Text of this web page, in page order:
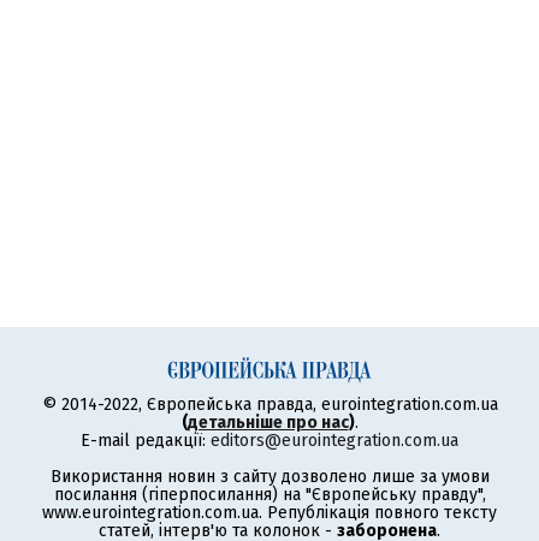
© 2014-2022, Європейська правда, eurointegration.com.ua
(детальніше про нас).
E-mail редакції: editors@eurointegration.com.ua
Використання новин з сайту дозволено лише за умови
посилання (гіперпосилання) на "Європейську правду",
www.eurointegration.com.ua. Републікація повного тексту
статей, інтерв'ю та колонок - заборонена.